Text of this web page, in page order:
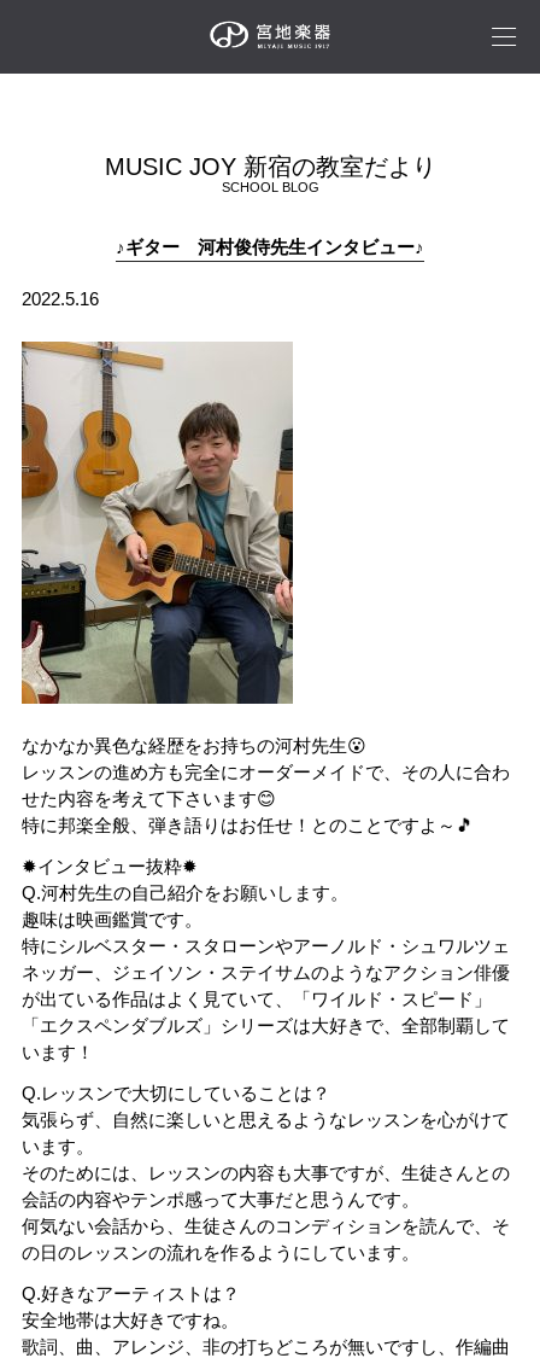
MUSIC JOY 新宿の教室だより
SCHOOL BLOG
♪ギター 河村俊侍先生インタビュー♪
2022.5.16
なかなか異色な経歴をお持ちの河村先生😮
レッスンの進め方も完全にオーダーメイドで、その人に合わ
せた内容を考えて下さいます😊
特に邦楽全般、弾き語りはお任せ！とのことですよ～🎵
✹インタビュー抜粋✹
Q.河村先生の自己紹介をお願いします。
趣味は映画鑑賞です。
特にシルベスター・スタローンやアーノルド・シュワルツェ
ネッガー、ジェイソン・ステイサムのようなアクション俳優
が出ている作品はよく見ていて、「ワイルド・スピード」
「エクスペンダブルズ」シリーズは大好きで、全部制覇して
います！
Q.レッスンで大切にしていることは？
気張らず、自然に楽しいと思えるようなレッスンを心がけて
います。
そのためには、レッスンの内容も大事ですが、生徒さんとの
会話の内容やテンポ感って大事だと思うんです。
何気ない会話から、生徒さんのコンディションを読んで、そ
の日のレッスンの流れを作るようにしています。
Q.好きなアーティストは？
安全地帯は大好きですね。
歌詞、曲、アレンジ、非の打ちどころが無いですし、作編曲